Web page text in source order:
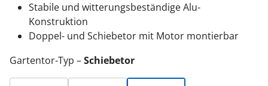
Stabile und witterungsbeständige Alu-
Konstruktion
Doppel- und Schiebetor mit Motor montierbar
Gartentor-Typ
Schiebetor